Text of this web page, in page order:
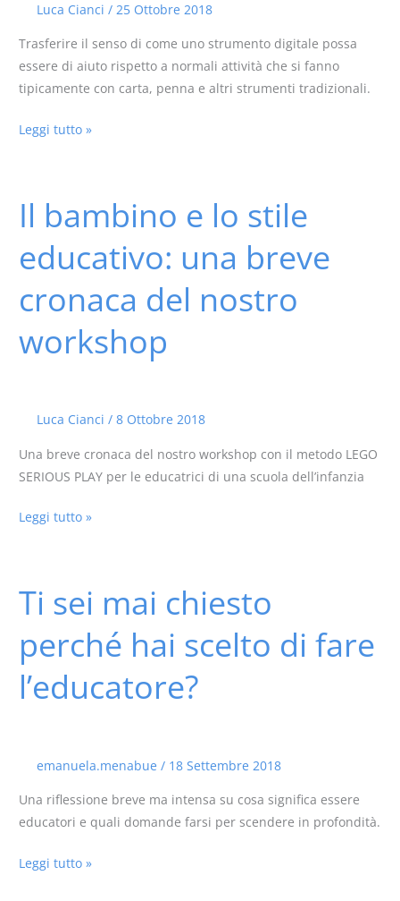
Luca Cianci / 25 Ottobre 2018
Trasferire il senso di come uno strumento digitale possa
essere di aiuto rispetto a normali attività che si fanno
tipicamente con carta, penna e altri strumenti tradizionali.
grandi
bambini
Leggi tutto »
Il bambino e lo stile
educativo: una breve
cronaca del nostro
workshop
Luca Cianci / 8 Ottobre 2018
Una breve cronaca del nostro workshop con il metodo LEGO
SERIOUS PLAY per le educatrici di una scuola dell’infanzia
Il
bambino
lo
stile
educativo:
una
nostro
workshop
Leggi tutto »
Ti sei mai chiesto
perché hai scelto di fare
l’educatore?
emanuela.menabue / 18 Settembre 2018
Una riflessione breve ma intensa su cosa significa essere
educatori e quali domande farsi per scendere in profondità.
Ti
sei
mai
chiesto
perché
hai
fare
l’educatore?
Leggi tutto »